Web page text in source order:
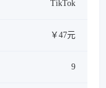
TikTok
￥47元
9